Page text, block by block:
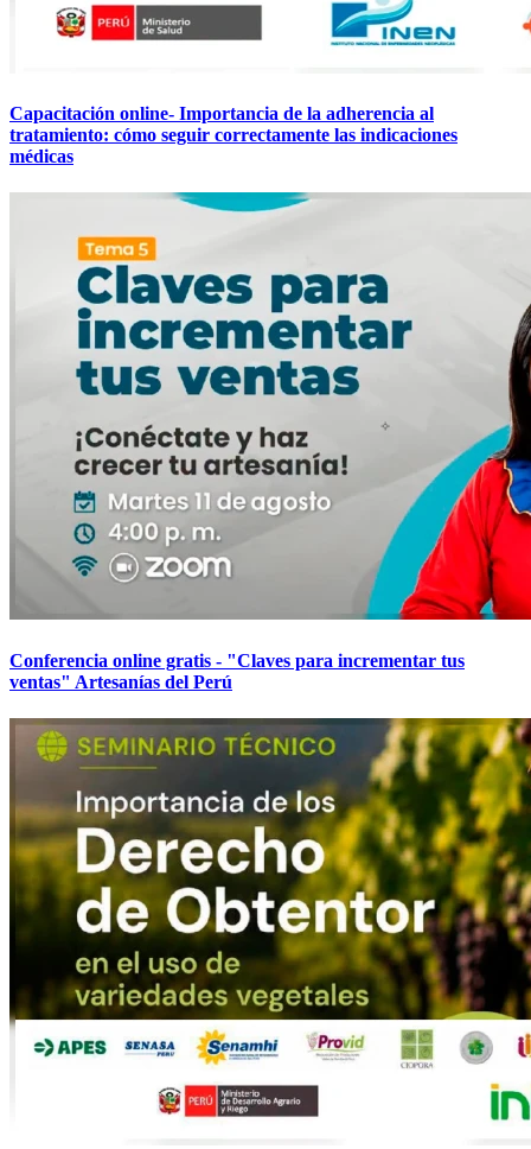
Capacitación online- Importancia de la adherencia al
tratamiento: cómo seguir correctamente las indicaciones
médicas
Conferencia online gratis - "Claves para incrementar tus
ventas" Artesanías del Perú